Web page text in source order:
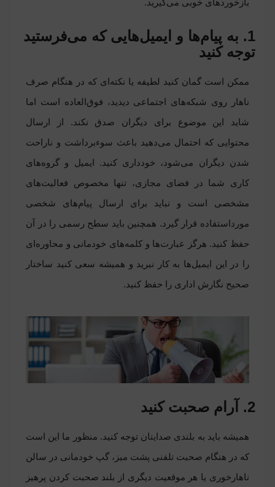
بازخوردهای خوبی می‌گیرید.
1. به پیام‌ها و ایمیل‌هایی که می‌فرستید
توجه کنید
ممکن است گمان کنید لطیفه یا نکته‌ای که در هنگام صرف
ناهار روی شبکه‌های اجتماعی دیدید، فوق‌العاده است اما
شاید این موضوع برای دیگران صدق نکند. از ارسال
محتوایی که احتمال می‌دهید باعث سوءبرداشت و ناراحت
شدن دیگران می‌‎شود، خودداری کنید. ایمیل و گروه‌های
کاری شما در فضای مجازی، تنها مخصوص فعالیت‌های
مشخصی است و نباید برای ارسال پیام‌های شخصی
مورداستفاده قرار گیرد. همچنین باید سطح رسمی را در آن
حفظ کنید. هرگز عبارت‌ها و کلمه‌های خودمانی و محاوره‌ای
را در این ایمیل‌ها به کار نبرید و همیشه سعی کنید ساختار
صحیح نگارش اداری را حفظ کنید.
2. آرام صحبت کنید
همیشه باید به بلندی صدایتان توجه کنید. منظور ما این است
که در هنگام صحبت تلفنی پشت میز، گپ خودمانی در سالن
ناهارخوری یا هر موقعیت دیگری از بلند صحبت کردن پرهیز